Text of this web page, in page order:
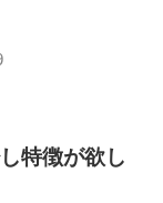
特徴が欲し